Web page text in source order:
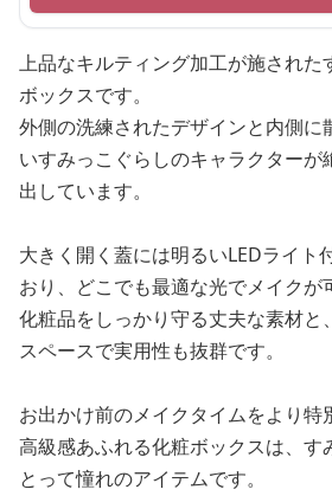
上品なキルティング加工が施された
ボックスです。
外側の洗練されたデザインと内側に
いすみっこぐらしのキャラクターが
出しています。
大きく開く蓋には明るいLEDライト
おり、どこでも最適な光でメイクが
化粧品をしっかり守る丈夫な素材と
スペースで実用性も抜群です。
お出かけ前のメイクタイムをより特
高級感あふれる化粧ボックスは、す
とって憧れのアイテムです。